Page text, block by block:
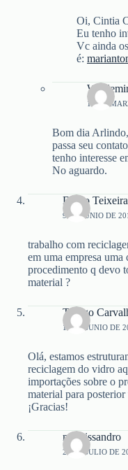
Oi, Cintia
Eu tenho
Vc ainda
é:
19 DE
Bom dia
passa seu
tenho interesse
No aguardo.
Diego Teixeira
9 DE JUNIO DE
trabalho com
em uma empresa
procedimento q devo
material ?
Thiago
11 DE JUNIO DE
Olá, estamos
reciclagem do vidro
importações sobre o
material para
¡Gracias!
maurissandro
24 DE JULIO DE